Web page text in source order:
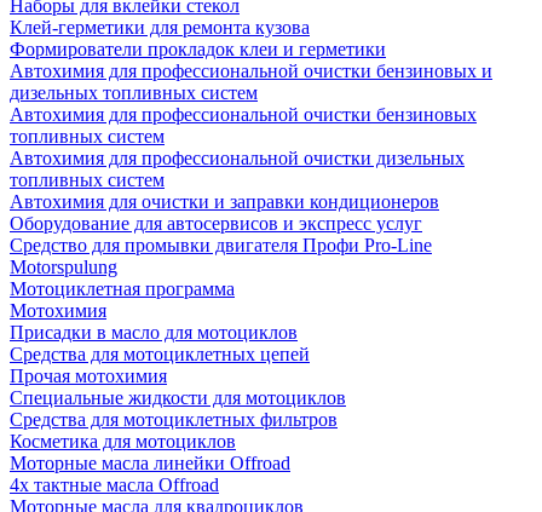
Наборы для вклейки стекол
Клей-герметики для ремонта кузова
Формирователи прокладок клеи и герметики
Автохимия для профессиональной очистки бензиновых и
дизельных топливных систем
Автохимия для профессиональной очистки бензиновых
топливных систем
Автохимия для профессиональной очистки дизельных
топливных систем
Автохимия для очистки и заправки кондиционеров
Оборудование для автосервисов и экспресс услуг
Средство для промывки двигателя Профи Pro-Line
Motorspulung
Мотоциклетная программа
Мотохимия
Присадки в масло для мотоциклов
Средства для мотоциклетных цепей
Прочая мотохимия
Специальные жидкости для мотоциклов
Средства для мотоциклетных фильтров
Косметика для мотоциклов
Моторные масла линейки Offroad
4х тактные масла Offroad
Моторные масла для квадроциклов